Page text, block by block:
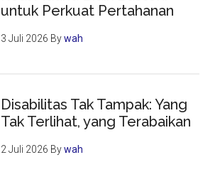
untuk Perkuat Pertahanan
3 Juli 2026 Bywah
Disabilitas Tak Tampak: Yang
Tak Terlihat, yang Terabaikan
2 Juli 2026 Bywah